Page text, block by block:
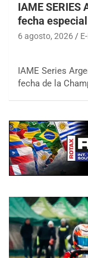
IAME SERIES
fecha
6 agosto, 2026
IAME Series
fecha de la